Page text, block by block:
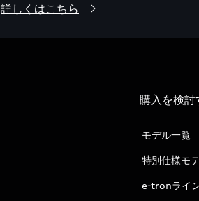
詳しくはこちら
購入を検討
モデル一覧
特別仕様モ
e-tronライ